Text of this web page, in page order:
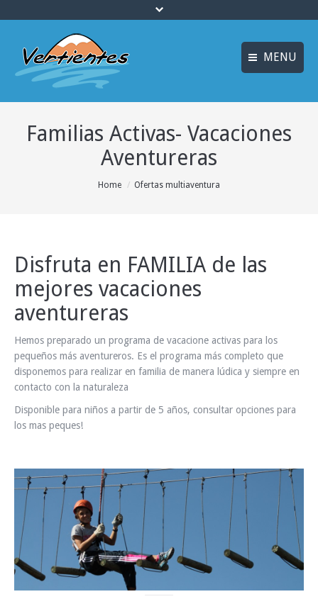
MENU
FRANÇAIS
ENGLISH
INICIO
MULTIAVENTURA y
ECOTURISMO
INFO Y RESERVAS
Familias Activas- Vacaciones
Aventureras
Home Ofertas multiaventura
Disfruta en FAMILIA de las
mejores vacaciones
aventureras
Hemos preparado un programa de vacacione activas para los
pequeños más aventureros. Es el programa más completo que
disponemos para realizar en familia de manera lúdica y siempre en
contacto con la naturaleza
Disponible para niños a partir de 5 años, consultar opciones para
los mas peques!